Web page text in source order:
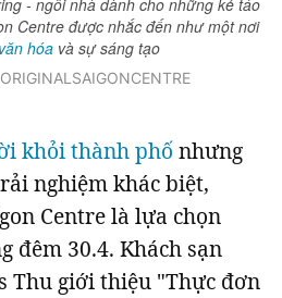
Liên hệ quảng cáo
0908 780 404
ký tòa soạn: Trần Việt Hưng
- BTTTT cấp ngày 24.3.2020
về Báo Thanh Niên. Cấm sao chép
có sự chấp thuận bằng văn bản.
JSC.
- ngôi nhà dành cho những kẻ táo
Centre được nhắc đến như một nơi
văn hóa và sự sáng tạo
khỏi thành phốnhưng
nghiệm khác biệt,
Centre là lựa chọn
đêm 30.4. Khách sạn
Thu giới thiệu "Thực đơn